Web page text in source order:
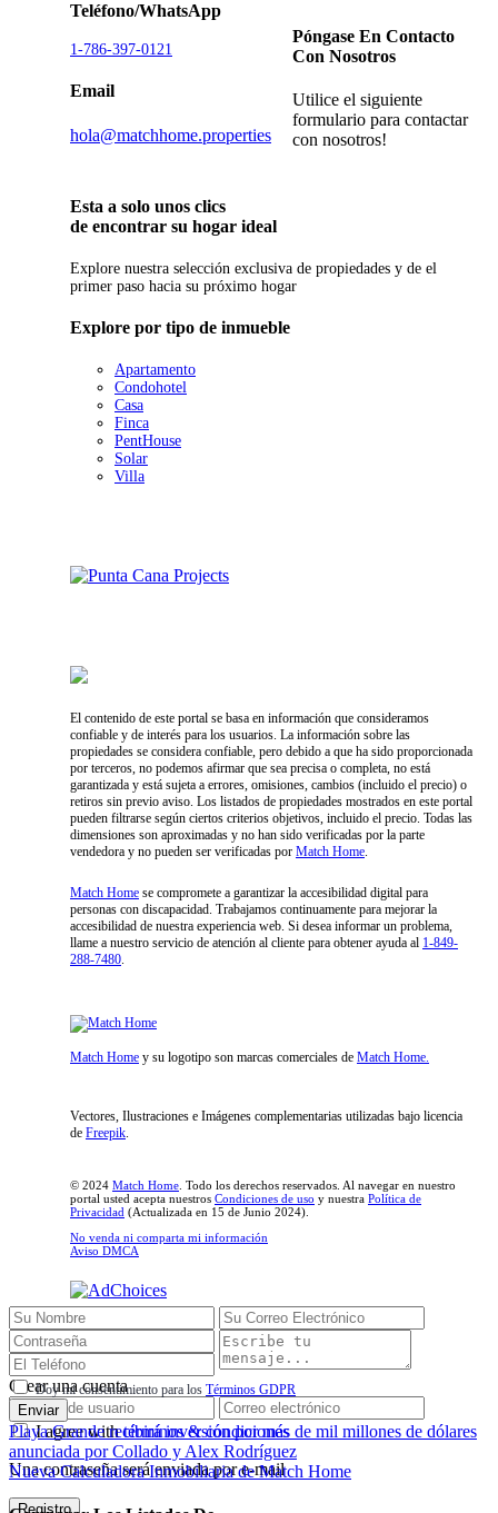
Teléfono/WhatsApp
1-786-397-0121
Email
hola@matchhome.properties
Esta a solo unos clics
de encontrar su hogar ideal
Explore nuestra selección exclusiva de propiedades y de el
primer paso hacia su próximo hogar
Explore por tipo de inmueble
Apartamento
Condohotel
Casa
Finca
PentHouse
Solar
Villa
El contenido de este portal se basa en información que consideramos
confiable y de interés para los usuarios. La información sobre las
propiedades se considera confiable, pero debido a que ha sido proporcionada
por terceros, no podemos afirmar que sea precisa o completa, no está
garantizada y está sujeta a errores, omisiones, cambios (incluido el precio) o
retiros sin previo aviso. Los listados de propiedades mostrados en este portal
pueden filtrarse según ciertos criterios objetivos, incluido el precio. Todas las
dimensiones son aproximadas y no han sido verificadas por la parte
vendedora y no pueden ser verificadas por Match Home.
Match Home se compromete a garantizar la accesibilidad digital para
personas con discapacidad. Trabajamos continuamente para mejorar la
accesibilidad de nuestra experiencia web. Si desea informar un problema,
llame a nuestro servicio de atención al cliente para obtener ayuda al 1-849-
288-7480.
Match Home y su logotipo son marcas comerciales de Match Home.
Vectores, Ilustraciones e Imágenes complementarias utilizadas bajo licencia
de Freepik.
© 2024 Match Home . Todo los derechos reservados. Al navegar en nuestro
portal usted acepta nuestros Condiciones de uso y nuestra Política de
Privacidad (Actualizada en 15 de Junio 2024).
No venda ni comparta mi información
Aviso DMCA
Inicio de sesión
Crear una cuenta
I agree withtérminos & condiciones
Una contraseña será enviada por e-mail
Registro
Póngase En Contacto
Con Nosotros
Utilice el siguiente
formulario para contactar
con nosotros!
Doy mi consentimiento para los Términos GDPR
Enviar
Playa Grande recibirá inversión por más de mil millones de dólares
anunciada por Collado y Alex Rodríguez
Nueva Calculadora Inmobiliaria de Match Home